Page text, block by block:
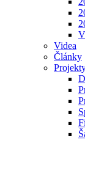
Videa
Články